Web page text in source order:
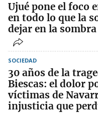
Ujué pone el foco
en todo lo que la
dejar en la sombra
SOCIEDAD
30 años de la
Biescas: el dolor
víctimas de
injusticia que